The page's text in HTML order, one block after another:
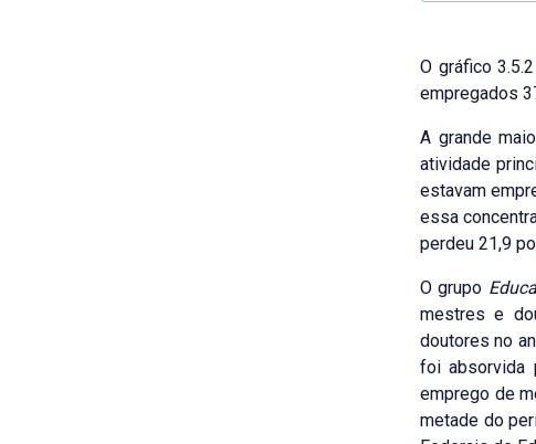
O gráfico
empregados
A grande
atividade
estavam
essa
perdeu 21,9
O grupo
mestres e
doutores no
foi absorvida
emprego de
metade do